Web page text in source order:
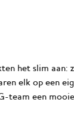
het slim aan:
elk op een
team een mooie